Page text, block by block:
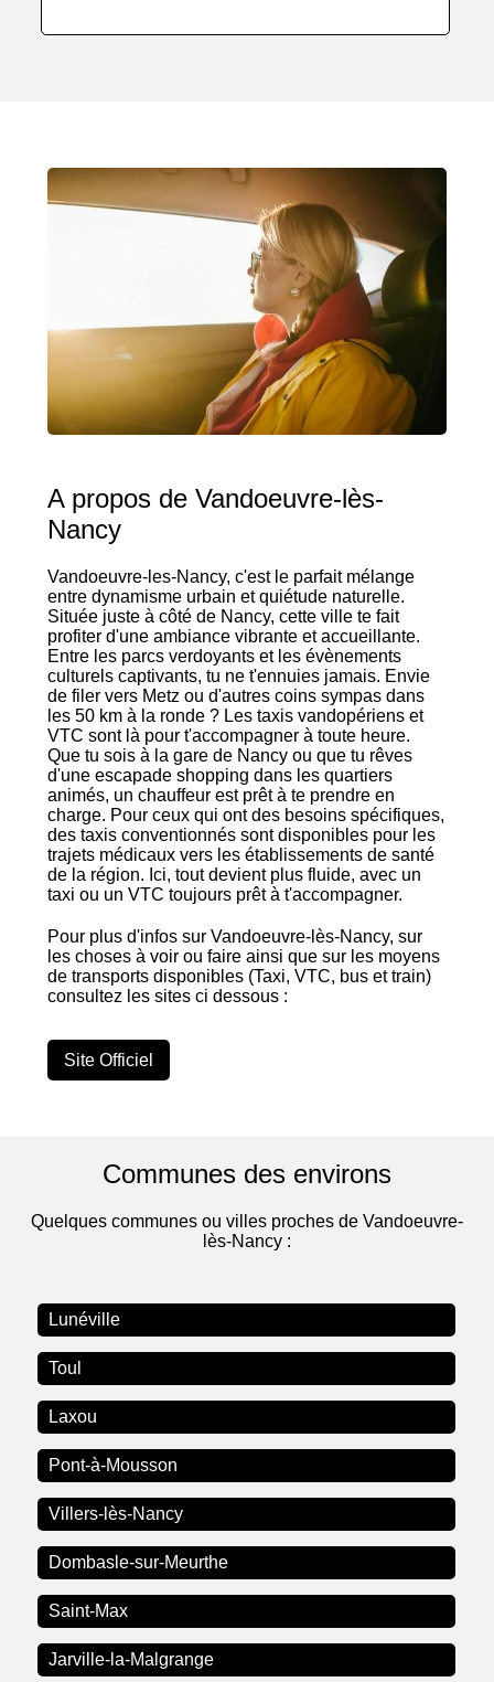
A propos de Vandoeuvre-lès-
Nancy
Vandoeuvre-les-Nancy, c'est le parfait mélange
entre dynamisme urbain et quiétude naturelle.
Située juste à côté de Nancy, cette ville te fait
profiter d'une ambiance vibrante et accueillante.
Entre les parcs verdoyants et les évènements
culturels captivants, tu ne t'ennuies jamais. Envie
de filer vers Metz ou d'autres coins sympas dans
les 50 km à la ronde ? Les taxis vandopériens et
VTC sont là pour t'accompagner à toute heure.
Que tu sois à la gare de Nancy ou que tu rêves
d'une escapade shopping dans les quartiers
animés, un chauffeur est prêt à te prendre en
charge. Pour ceux qui ont des besoins spécifiques,
des taxis conventionnés sont disponibles pour les
trajets médicaux vers les établissements de santé
de la région. Ici, tout devient plus fluide, avec un
taxi ou un VTC toujours prêt à t'accompagner.
Pour plus d'infos sur Vandoeuvre-lès-Nancy, sur
les choses à voir ou faire ainsi que sur les moyens
de transports disponibles (Taxi, VTC, bus et train)
consultez les sites ci dessous :
Site Officiel
Communes des environs
Quelques communes ou villes proches de Vandoeuvre-
lès-Nancy :
Lunéville
Toul
Laxou
Pont-à-Mousson
Villers-lès-Nancy
Dombasle-sur-Meurthe
Saint-Max
Jarville-la-Malgrange